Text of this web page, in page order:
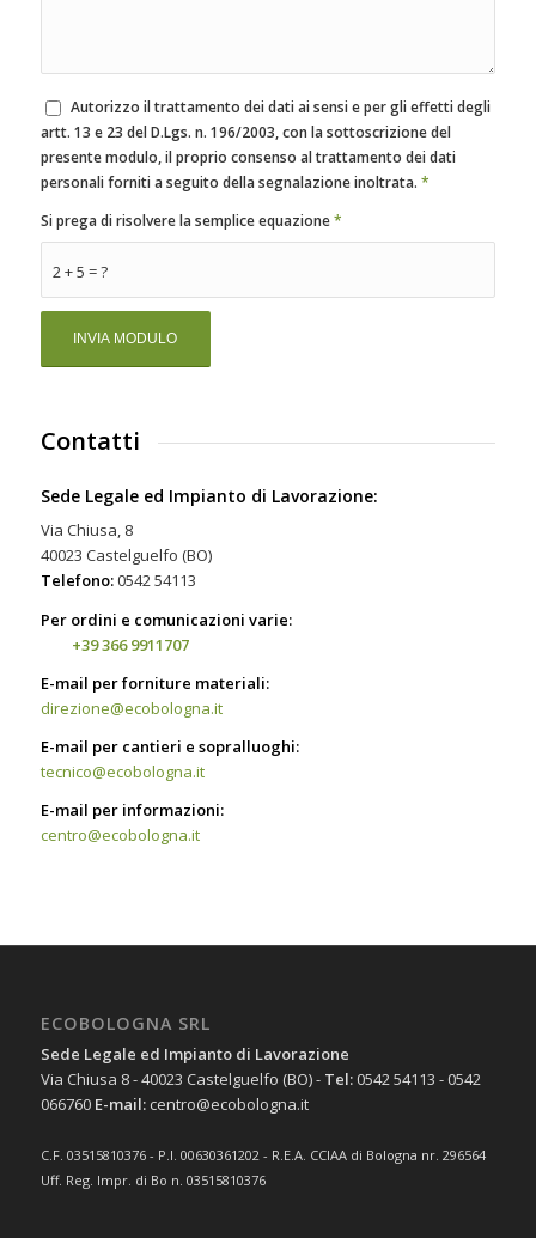
Autorizzo il trattamento dei dati ai sensi e per gli effetti degli
artt. 13 e 23 del D.Lgs. n. 196/2003, con la sottoscrizione del
presente modulo, il proprio consenso al trattamento dei dati
personali forniti a seguito della segnalazione inoltrata. *
2 + 5 = ?
Si prega di risolvere la semplice equazione*
Contatti
Sede Legale ed Impianto di Lavorazione:
Via Chiusa, 8
40023 Castelguelfo (BO)
Telefono:0542 54113
Per ordini e comunicazioni varie:
+39 366 9911707
E-mail per forniture materiali:
direzione@ecobologna.it
E-mail per cantieri e sopralluoghi:
tecnico@ecobologna.it
E-mail per informazioni:
centro@ecobologna.it
ECOBOLOGNA SRL
Sede Legale ed Impianto di Lavorazione
Via Chiusa 8 - 40023 Castelguelfo (BO) - Tel:0542 54113 - 0542
066760 E-mail: centro@ecobologna.it
C.F. 03515810376 - P.I. 00630361202 - R.E.A. CCIAA di Bologna nr. 296564
Uff. Reg. Impr. di Bo n. 03515810376